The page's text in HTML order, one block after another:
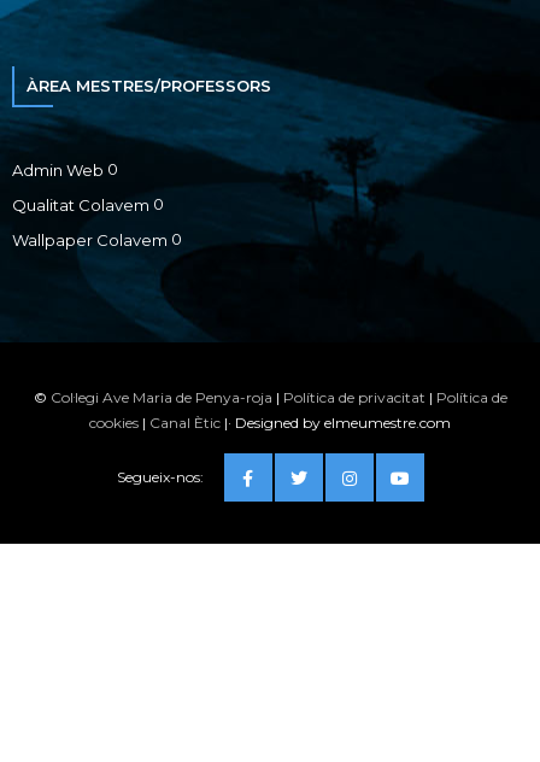
ÀREA MESTRES/PROFESSORS
Admin Web 0
Qualitat Colavem 0
Wallpaper Colavem 0
© Col·legi Ave Maria de Penya-roja | Política de privacitat | Política de
cookies | Canal Ètic |· Designed by elmeumestre.com
Segueix-nos: